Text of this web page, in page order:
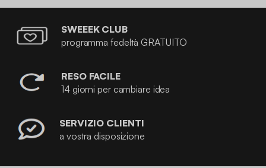
SWEEEK CLUB
programma fedeltà GRATUITO
RESO FACILE
14 giorni per cambiare idea
SERVIZIO CLIENTI
a vostra disposizione